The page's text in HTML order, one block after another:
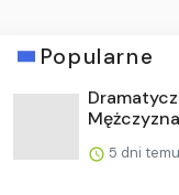
Popularne
5 dni temu